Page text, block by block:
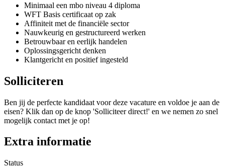
Minimaal een mbo niveau 4 diploma
WFT Basis certificaat op zak
Affiniteit met de financiële sector
Nauwkeurig en gestructureerd werken
Betrouwbaar en eerlijk handelen
Oplossingsgericht denken
Klantgericht en positief ingesteld
Solliciteren
Ben jij de perfecte kandidaat voor deze vacature en voldoe je aan de
eisen? Klik dan op de knop 'Solliciteer direct!' en we nemen zo snel
mogelijk contact met je op!
Extra informatie
Status